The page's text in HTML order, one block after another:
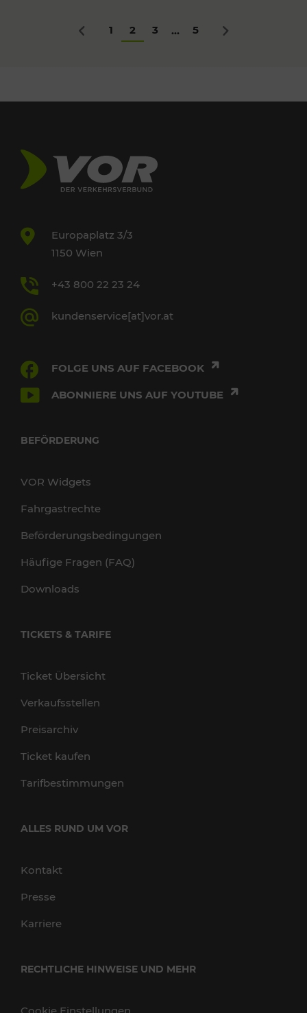
Zurück
1 2 3 ... 5 Nächstes
Europaplatz 3/3
1150 Wien
+43 800 22 23 24
kundenservice[at]vor.at
FOLGE UNS AUF FACEBOOK
ABONNIERE UNS AUF YOUTUBE
BEFÖRDERUNG
VOR Widgets
Fahrgastrechte
Beförderungsbedingungen
Häufige Fragen (FAQ)
Downloads
TICKETS & TARIFE
Ticket Übersicht
Verkaufsstellen
Preisarchiv
Ticket kaufen
Tarifbestimmungen
ALLES RUND UM VOR
Kontakt
Presse
Karriere
RECHTLICHE HINWEISE UND MEHR